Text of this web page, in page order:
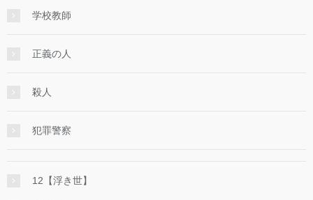
学校教師
正義の人
殺人
犯罪警察
12【浮き世】